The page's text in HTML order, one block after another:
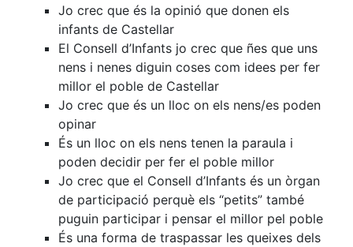
Jo crec que és la opinió que donen els
infants de Castellar
El Consell d’Infants jo crec que ñes que uns
nens i nenes diguin coses com idees per fer
millor el poble de Castellar
Jo crec que és un lloc on els nens/es poden
opinar
És un lloc on els nens tenen la paraula i
poden decidir per fer el poble millor
Jo crec que el Consell d’Infants és un òrgan
de participació perquè els “petits” també
puguin participar i pensar el millor pel poble
És una forma de traspassar les queixes dels